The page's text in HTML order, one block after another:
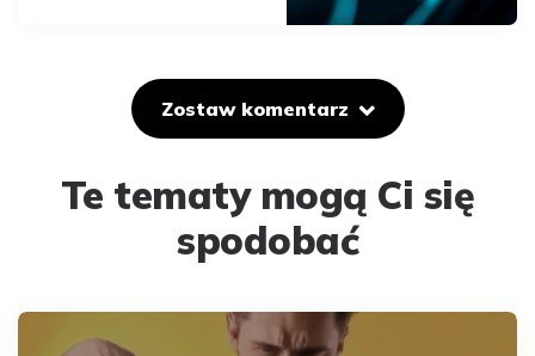
Zostaw komentarz
Te tematy mogą Ci się
spodobać